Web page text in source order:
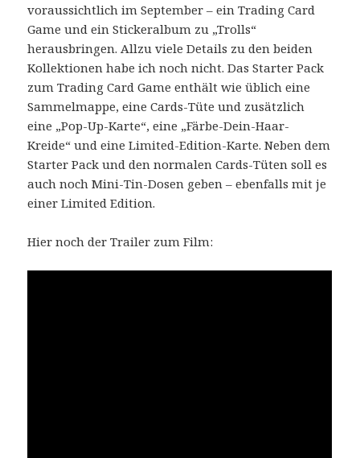
voraussichtlich im September – ein Trading Card
Game und ein Stickeralbum zu „Trolls“
herausbringen. Allzu viele Details zu den beiden
Kollektionen habe ich noch nicht. Das Starter Pack
zum Trading Card Game enthält wie üblich eine
Sammelmappe, eine Cards-Tüte und zusätzlich
eine „Pop-Up-Karte“, eine „Färbe-Dein-Haar-
Kreide“ und eine Limited-Edition-Karte. Neben dem
Starter Pack und den normalen Cards-Tüten soll es
auch noch Mini-Tin-Dosen geben – ebenfalls mit je
einer Limited Edition.
Hier noch der Trailer zum Film: